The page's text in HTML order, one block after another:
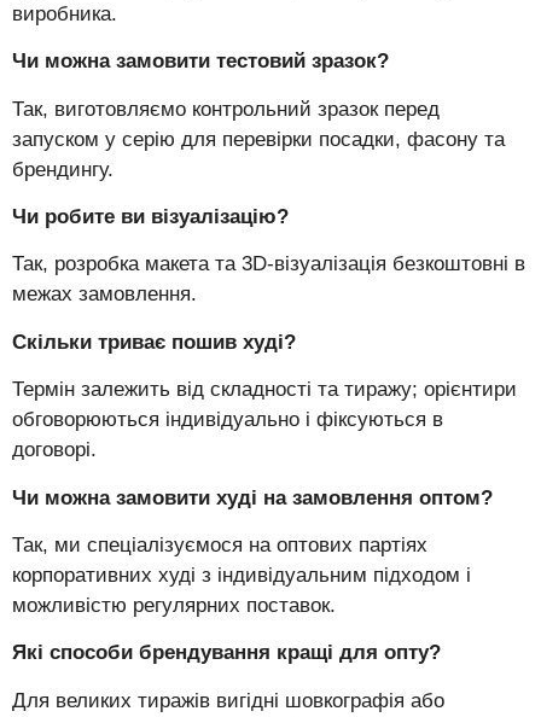
виробника.
Чи можна замовити тестовий зразок?
Так, виготовляємо контрольний зразок перед
запуском у серію для перевірки посадки, фасону та
брендингу.
Чи робите ви візуалізацію?
Так, розробка макета та 3D-візуалізація безкоштовні в
межах замовлення.
Скільки триває пошив худі?
Термін залежить від складності та тиражу; орієнтири
обговорюються індивідуально і фіксуються в
договорі.
Чи можна замовити худі на замовлення оптом?
Так, ми спеціалізуємося на оптових партіях
корпоративних худі з індивідуальним підходом і
можливістю регулярних поставок.
Які способи брендування кращі для опту?
Для великих тиражів вигідні шовкографія або